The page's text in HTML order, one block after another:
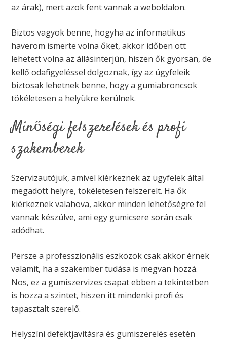
az árak), mert azok fent vannak a weboldalon.
Biztos vagyok benne, hogyha az informatikus
haverom ismerte volna őket, akkor időben ott
lehetett volna az állásinterjún, hiszen ők gyorsan, de
kellő odafigyeléssel dolgoznak, így az ügyfeleik
biztosak lehetnek benne, hogy a gumiabroncsok
tökéletesen a helyükre kerülnek.
Minőségi felszerelések és profi
szakemberek
Szervizautójuk, amivel kiérkeznek az ügyfelek által
megadott helyre, tökéletesen felszerelt. Ha ők
kiérkeznek valahova, akkor minden lehetőségre fel
vannak készülve, ami egy gumicsere során csak
adódhat.
Persze a professzionális eszközök csak akkor érnek
valamit, ha a szakember tudása is megvan hozzá.
Nos, ez a gumiszervizes csapat ebben a tekintetben
is hozza a szintet, hiszen itt mindenki profi és
tapasztalt szerelő.
Helyszíni defektjavításra és gumiszerelés esetén